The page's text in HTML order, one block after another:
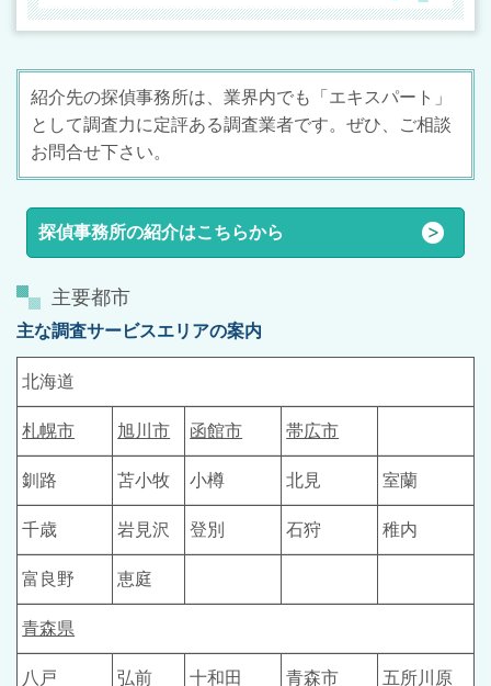
紹介先の探偵事務所は、業界内でも「エキスパート」
として調査力に定評ある調査業者です。ぜひ、ご相談
お問合せ下さい。
探偵事務所の紹介はこちらから
主要都市
主な調査サービスエリアの案内
北海道
札幌市 旭川市 函館市 帯広市
釧路 苫小牧 小樽 北見 室蘭
千歳 岩見沢 登別 石狩 稚内
富良野 恵庭
青森県
八戸 弘前 十和田 青森市 五所川原